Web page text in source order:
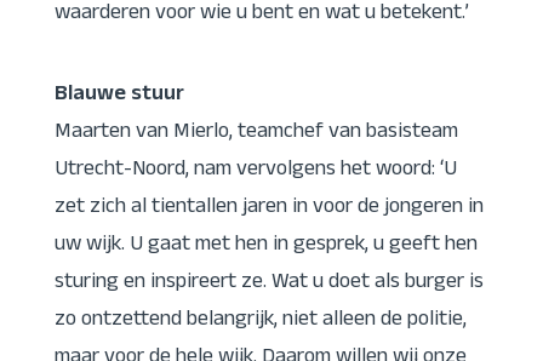
waarderen voor wie u bent en wat u betekent.’
Blauwe stuur
Maarten van Mierlo, teamchef van basisteam
Utrecht-Noord, nam vervolgens het woord: ‘U
zet zich al tientallen jaren in voor de jongeren in
uw wijk. U gaat met hen in gesprek, u geeft hen
sturing en inspireert ze. Wat u doet als burger is
zo ontzettend belangrijk, niet alleen de politie,